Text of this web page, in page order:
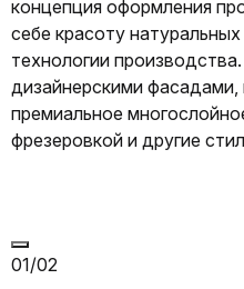
концепция оформления
себе красоту
технологии
дизайнерскими
премиальное
фрезеровкой и другие
01/02